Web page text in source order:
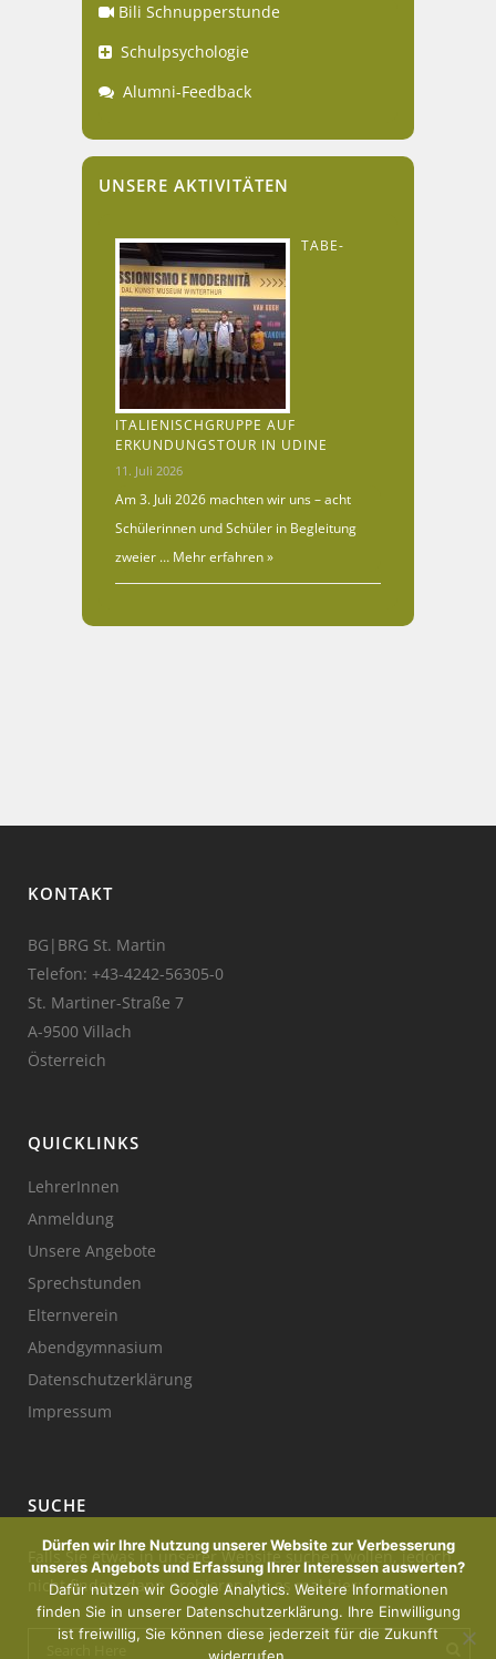
Bili Schnupperstunde
Schulpsychologie
Alumni-Feedback
UNSERE AKTIVITÄTEN
TABE-
ITALIENISCHGRUPPE AUF
ERKUNDUNGSTOUR IN UDINE
11. Juli 2026
Am 3. Juli 2026 machten wir uns – acht
Schülerinnen und Schüler in Begleitung
zweier … Mehr erfahren »
KONTAKT
BG|BRG St. Martin
Telefon: +43-4242-56305-0
St. Martiner-Straße 7
A-9500 Villach
Österreich
QUICKLINKS
LehrerInnen
Anmeldung
Unsere Angebote
Sprechstunden
Elternverein
Abendgymnasium
Datenschutzerklärung
Impressum
SUCHE
Falls Sie etwas in unserer Website suchen wollen, jedoch
nicht finden, dann probieren Sie es mal hier:
Dürfen wir Ihre Nutzung unserer Website zur Verbesserung
unseres Angebots und Erfassung Ihrer Interessen auswerten?
Dafür nutzen wir Google Analytics. Weitere Informationen
finden Sie in unserer Datenschutzerklärung. Ihre Einwilligung
ist freiwillig, Sie können diese jederzeit für die Zukunft